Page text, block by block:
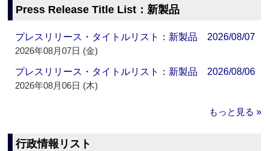
Press Release Title List：新製品
プレスリリース・タイトルリスト：新製品 2026/08/07
2026年08月07日 (金)
プレスリリース・タイトルリスト：新製品 2026/08/06
2026年08月06日 (木)
もっと見る »
行政情報リスト